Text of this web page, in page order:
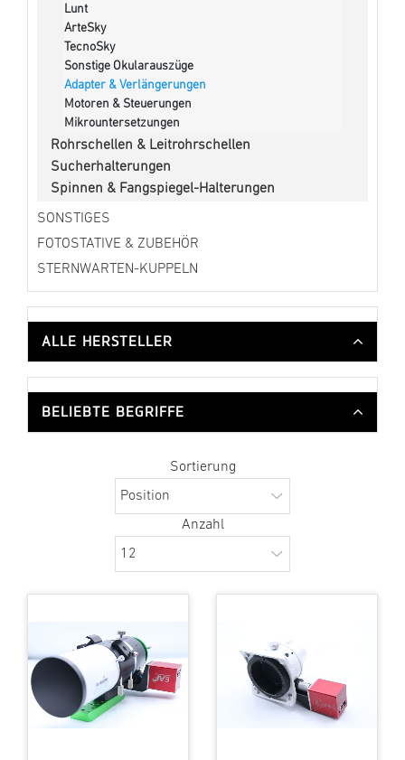
Lunt
ArteSky
TecnoSky
Sonstige Okularauszüge
Adapter & Verlängerungen
Motoren & Steuerungen
Mikrountersetzungen
Rohrschellen & Leitrohrschellen
Sucherhalterungen
Spinnen & Fangspiegel-Halterungen
SONSTIGES
FOTOSTATIVE & ZUBEHÖR
STERNWARTEN-KUPPELN
ALLE HERSTELLER
BELIEBTE BEGRIFFE
Sortierung
Anzahl